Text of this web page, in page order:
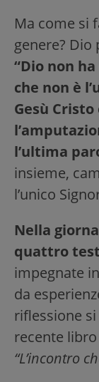
Ma come si
genere?
“Dio non
che non è
Gesù
l’ultima
insieme,
l’unico
Nella
quattro
impegnate
da
riflessione
recente
“L’incontro